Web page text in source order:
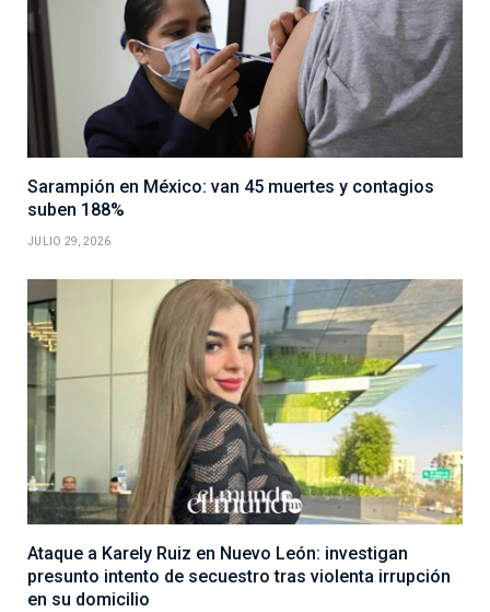
Sarampión en México: van 45 muertes y contagios
suben 188%
JULIO 29, 2026
Ataque a Karely Ruiz en Nuevo León: investigan
presunto intento de secuestro tras violenta irrupción
en su domicilio